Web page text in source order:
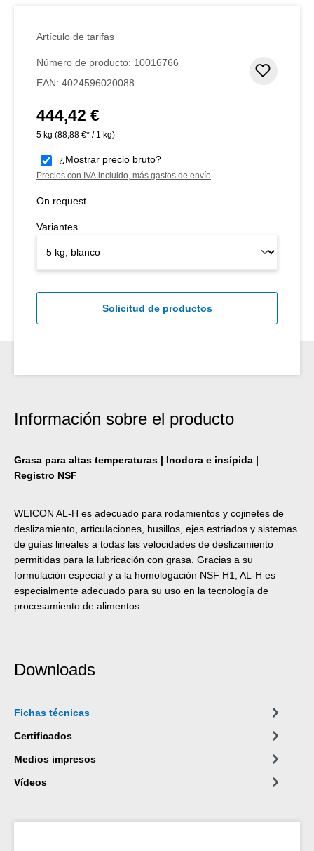
Artículo de tarifas
Número de producto: 10016766
EAN: 4024596020088
Precio normal:
444,42 €
5 kg (88,88 €* / 1 kg)
¿Mostrar precio bruto?
Precios con IVA incluido, más gastos de envío
On request.
Variantes
Solicitud de productos
Información sobre el producto
Grasa para altas temperaturas | Inodora e insípida |
Registro NSF
WEICON AL-H es adecuado para rodamientos y cojinetes de
deslizamiento, articulaciones, husillos, ejes estriados y sistemas
de guías lineales a todas las velocidades de deslizamiento
permitidas para la lubricación con grasa. Gracias a su
formulación especial y a la homologación NSF H1, AL-H es
especialmente adecuado para su uso en la tecnología de
procesamiento de alimentos.
Downloads
Fichas técnicas
Certificados
Medios impresos
Vídeos